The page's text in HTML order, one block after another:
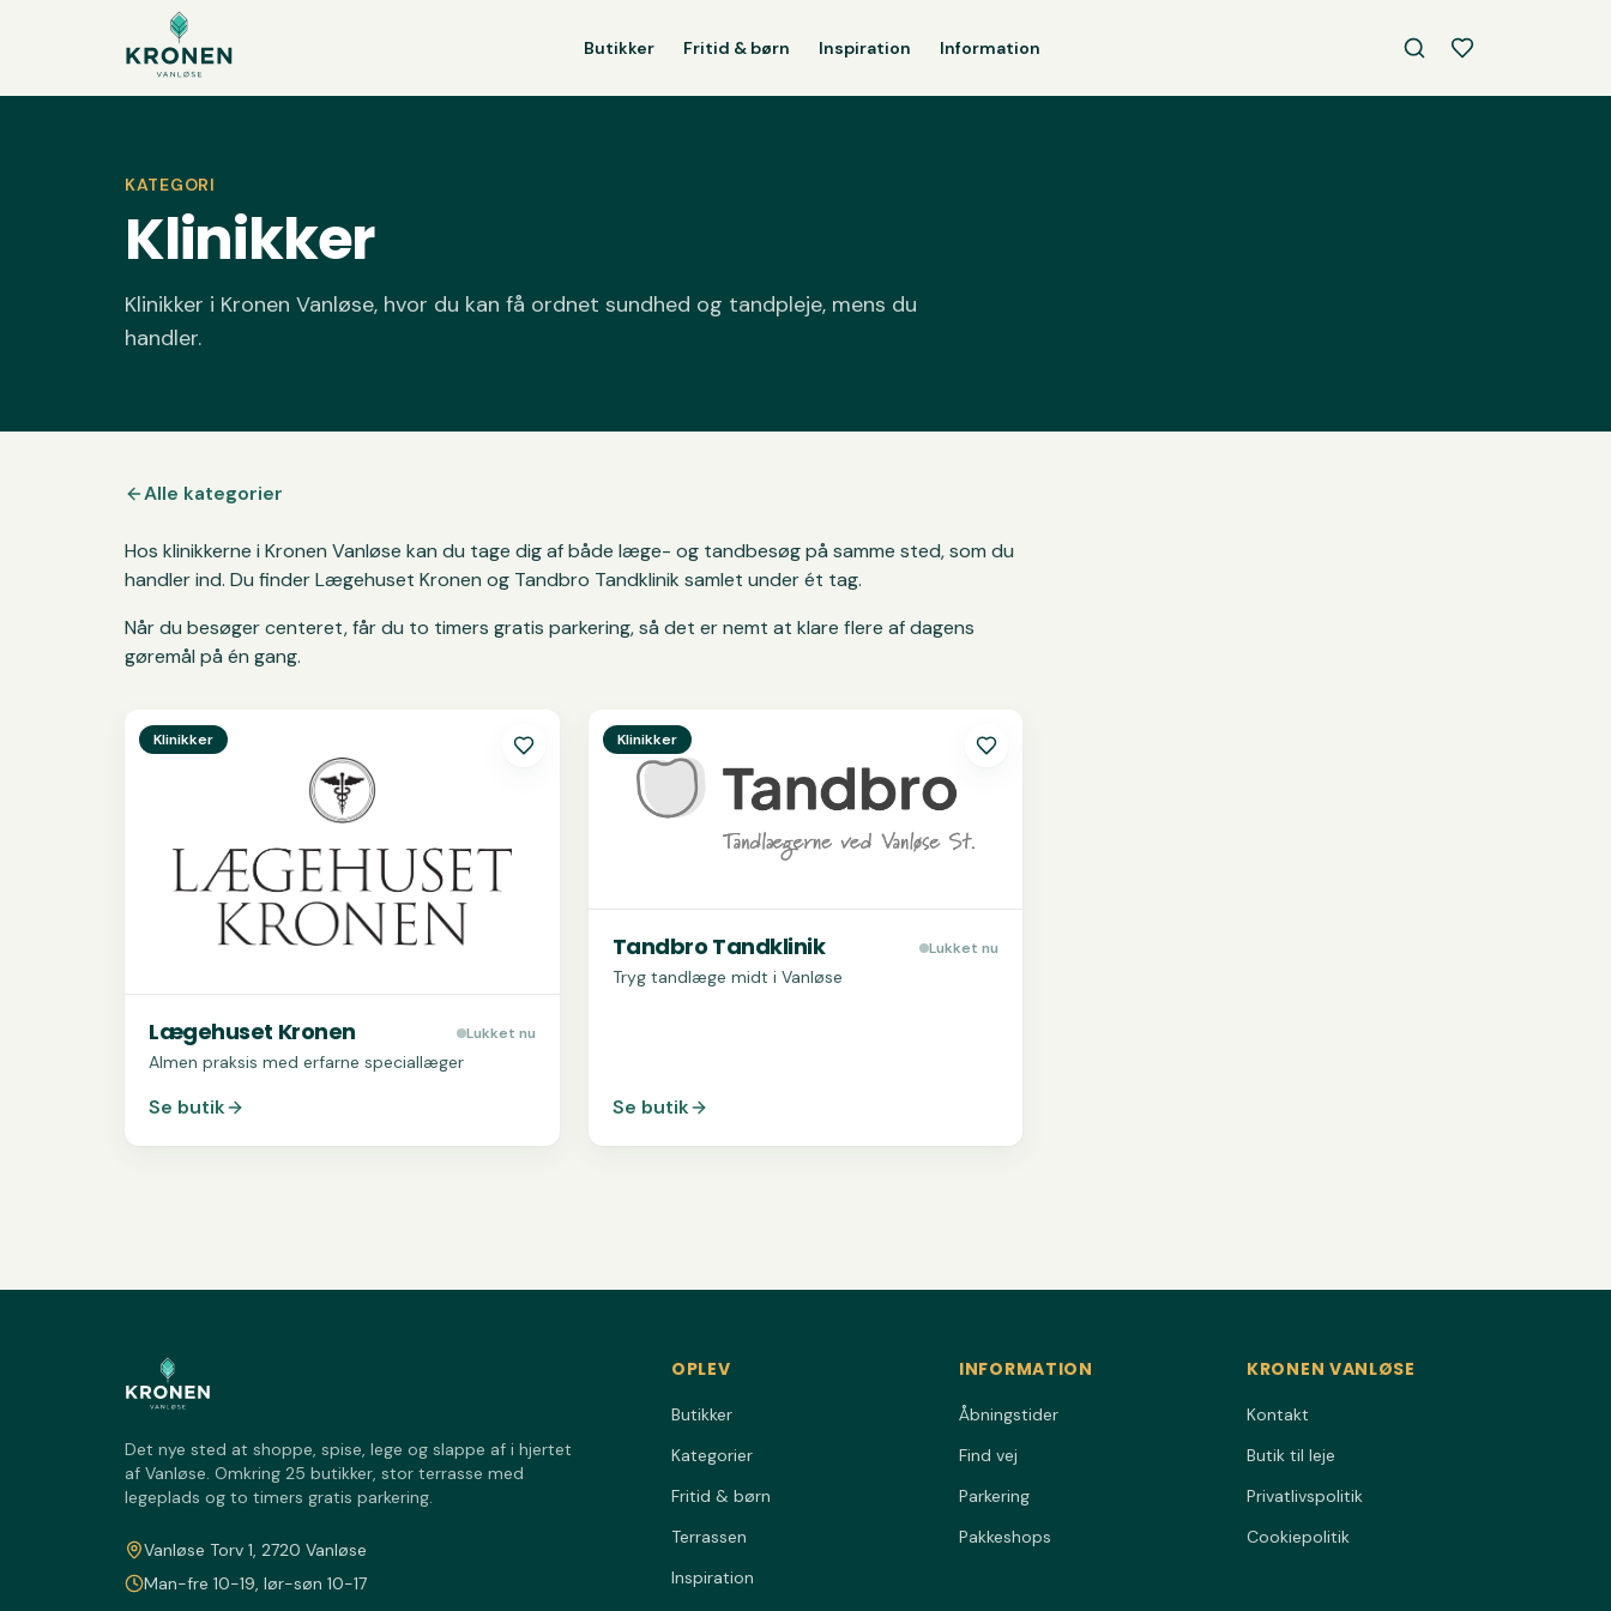
Butikker Fritid & børn Inspiration Information
KATEGORI
Klinikker
Klinikker i Kronen Vanløse, hvor du kan få ordnet sundhed og tandpleje, mens du
handler.
Alle kategorier
Hos klinikkerne i Kronen Vanløse kan du tage dig af både læge- og tandbesøg på samme sted, som du
handler ind. Du finder Lægehuset Kronen og Tandbro Tandklinik samlet under ét tag.
Når du besøger centeret, får du to timers gratis parkering, så det er nemt at klare flere af dagens
gøremål på én gang.
SeLægehuset Kronen
Klinikker
Lægehuset Kronen Lukket nu
Almen praksis med erfarne speciallæger
Se butik
SeTandbro Tandklinik
Klinikker
Tandbro Tandklinik Lukket nu
Tryg tandlæge midt i Vanløse
Se butik
Det nye sted at shoppe, spise, lege og slappe af i hjertet
af Vanløse. Omkring 25 butikker, stor terrasse med
legeplads og to timers gratis parkering.
Vanløse Torv 1, 2720 Vanløse
Man-fre 10-19, lør-søn 10-17
OPLEV
Butikker
Kategorier
Fritid & børn
Terrassen
Inspiration
INFORMATION
Åbningstider
Find vej
Parkering
Pakkeshops
KRONEN VANLØSE
Kontakt
Butik til leje
Privatlivspolitik
Cookiepolitik